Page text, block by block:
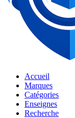
Accueil
Marques
Catégories
Enseignes
Recherche